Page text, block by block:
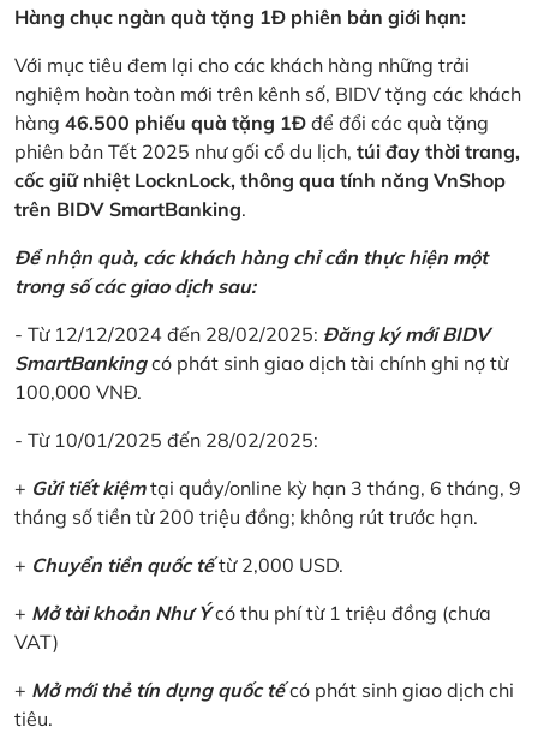
Hàng chục ngàn quà tặng 1Đ phiên bản giới hạn:
Với mục tiêu đem lại cho các khách hàng những trải
nghiệm hoàn toàn mới trên kênh số, BIDV tặng các khách
hàng 46.500 phiếu quà tặng 1Đ để đổi các quà tặng
phiên bản Tết 2025 như gối cổ du lịch, túi đay thời trang,
cốc giữ nhiệt LocknLock, thông qua tính năng VnShop
trên BIDV SmartBanking.
Để nhận quà, các khách hàng chỉ cần thực hiện một
trong số các giao dịch sau:
- Từ 12/12/2024 đến 28/02/2025: Đăng ký mới BIDV
SmartBankingcó phát sinh giao dịch tài chính ghi nợ từ
100,000 VNĐ.
- Từ 10/01/2025 đến 28/02/2025:
+ Gửi tiết kiệmtại quầy/online kỳ hạn 3 tháng, 6 tháng, 9
tháng số tiền từ 200 triệu đồng; không rút trước hạn.
+ Chuyển tiền quốc tếtừ 2,000 USD.
+ Mở tài khoản Như Ýcó thu phí từ 1 triệu đồng (chưa
VAT)
+ Mở mới thẻ tín dụng quốc tếcó phát sinh giao dịch chi
tiêu.